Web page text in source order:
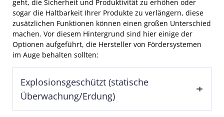
geht, die Sicherheit und Produktivität zu erhöhen oder
sogar die Haltbarkeit Ihrer Produkte zu verlängern, diese
zusätzlichen Funktionen können einen großen Unterschied
machen. Vor diesem Hintergrund sind hier einige der
Optionen aufgeführt, die Hersteller von Fördersystemen
im Auge behalten sollten:
Explosionsgeschützt (statische
Überwachung/Erdung)